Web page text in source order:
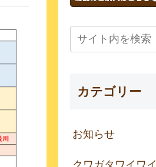
カテゴリー
お知らせ